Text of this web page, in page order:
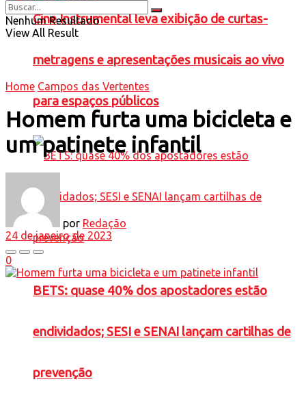
Cine Instrumental leva exibição de curtas-
metragens e apresentações musicais ao vivo
para espaços públicos
BETS: quase 40% dos apostadores estão
endividados; SESI e SENAI lançam cartilhas de
prevenção
Nenhum Resultado
View All Result
Home Campos das Vertentes
Homem furta uma bicicleta e
um patinete infantil
por Redação
24 de janeiro de 2023
0